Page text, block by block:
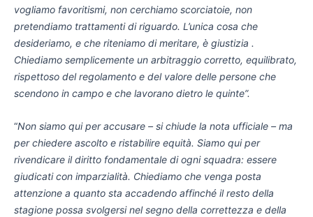
vogliamo favoritismi, non cerchiamo scorciatoie, non
pretendiamo trattamenti di riguardo. L’unica cosa che
desideriamo, e che riteniamo di meritare, è giustizia .
Chiediamo semplicemente un arbitraggio corretto, equilibrato,
rispettoso del regolamento e del valore delle persone che
scendono in campo e che lavorano dietro le quinte”.
“Non siamo qui per accusare – si chiude la nota ufficiale – ma
per chiedere ascolto e ristabilire equità. Siamo qui per
rivendicare il diritto fondamentale di ogni squadra: essere
giudicati con imparzialità. Chiediamo che venga posta
attenzione a quanto sta accadendo affinché il resto della
stagione possa svolgersi nel segno della correttezza e della